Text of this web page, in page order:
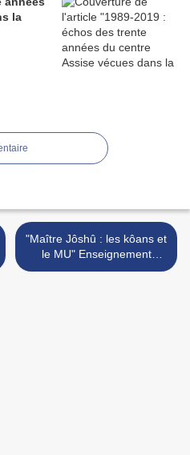
la
"Maître Jôshû : les kôans et
le MU" Enseignement
d'Eizan Rôshi en sesshin,